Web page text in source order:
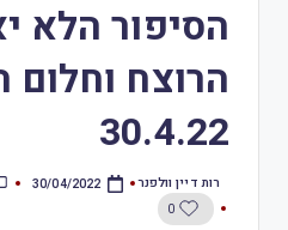
הסיפור הלא
הרוצח וחלום
30.4.22
רות דיין וולפנר 30/04/2022
0